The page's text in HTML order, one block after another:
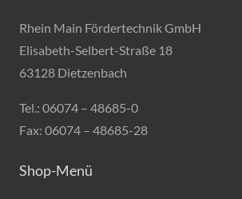
Rhein Main Fördertechnik GmbH
Elisabeth-Selbert-Straße 18
63128 Dietzenbach
Tel.: 06074 – 48685-0
Fax: 06074 – 48685-28
Shop-Menü